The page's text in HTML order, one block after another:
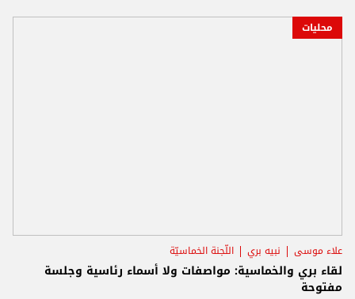
محليات
علاء موسى نبيه بري اللّجنة الخماسيّة
لقاء بري والخماسية: مواصفات ولا أسماء رئاسية وجلسة
مفتوحة